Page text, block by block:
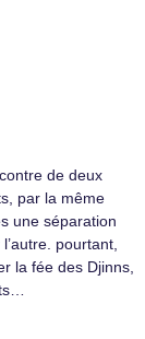
de deux
par la même
une séparation
pourtant,
la fée des Djinns,